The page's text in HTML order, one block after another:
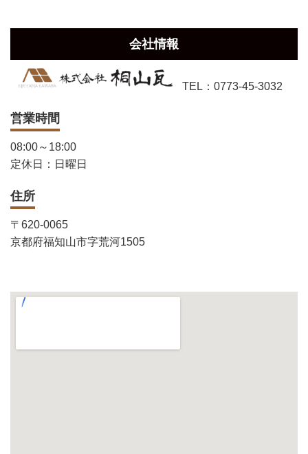
会社情報
TEL：0773-45-3032
営業時間
08:00～18:00
定休日：日曜日
住所
〒620-0065
京都府福知山市字荒河1505